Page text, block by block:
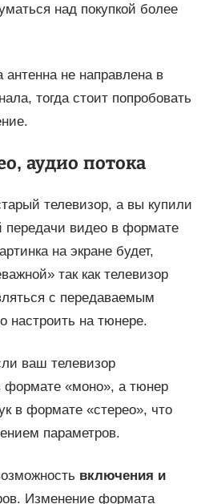
над покупкой более
не направлена в
тогда стоит попробовать
аудио потока
телевизор, а вы купили
передачи видео в формате
на экране будет,
так как телевизор
с передаваемым
настроить на тюнере.
ваш телевизор
«моно», а тюнер
в формате «стерео», что
параметров.
включения и
Изменение формата